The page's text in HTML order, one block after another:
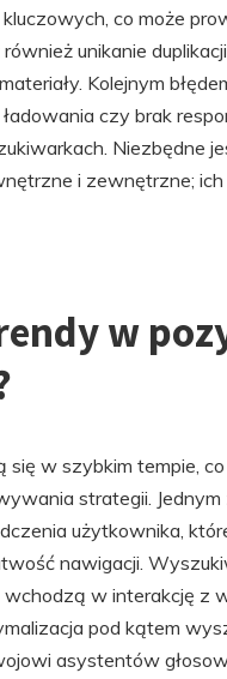
co może
unikanie
Kolejnym
czy brak
Niezbędne
i zewnętrzne;
w
w szybkim tempie,
strategii.
użytkownika,
nawigacji.
w interakcję z
pod kątem
asystentów